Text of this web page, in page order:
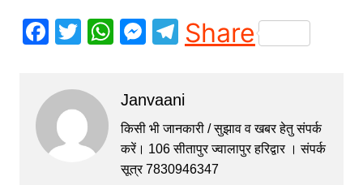
F
c
e
b
o
T
itt
er
W
s
A
p
M
s
e
n
T
el
gr
a
m
Share
Janvaani
किसी भी जानकारी / सुझाव व खबर हेतु संपर्क
करें। 106 सीतापुर ज्वालापुर हरिद्वार । संपर्क
सूत्र 7830946347